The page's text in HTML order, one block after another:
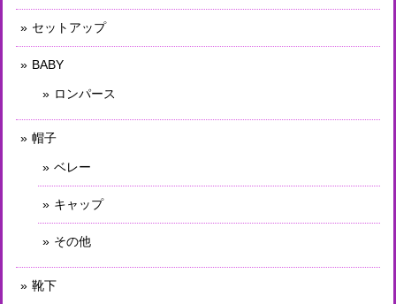
セットアップ
BABY
ロンパース
帽子
ベレー
キャップ
その他
靴下